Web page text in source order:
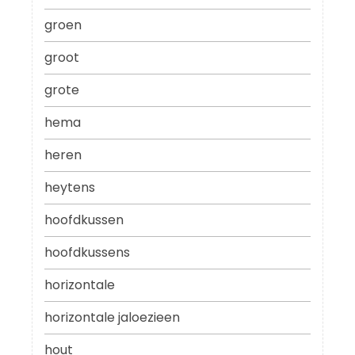
groen
groot
grote
hema
heren
heytens
hoofdkussen
hoofdkussens
horizontale
horizontale jaloezieen
hout